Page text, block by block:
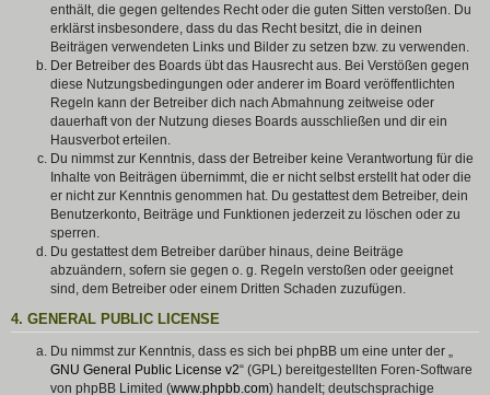
enthält, die gegen geltendes Recht oder die guten Sitten verstoßen. Du
erklärst insbesondere, dass du das Recht besitzt, die in deinen
Beiträgen verwendeten Links und Bilder zu setzen bzw. zu verwenden.
Der Betreiber des Boards übt das Hausrecht aus. Bei Verstößen gegen
diese Nutzungsbedingungen oder anderer im Board veröffentlichten
Regeln kann der Betreiber dich nach Abmahnung zeitweise oder
dauerhaft von der Nutzung dieses Boards ausschließen und dir ein
Hausverbot erteilen.
Du nimmst zur Kenntnis, dass der Betreiber keine Verantwortung für die
Inhalte von Beiträgen übernimmt, die er nicht selbst erstellt hat oder die
er nicht zur Kenntnis genommen hat. Du gestattest dem Betreiber, dein
Benutzerkonto, Beiträge und Funktionen jederzeit zu löschen oder zu
sperren.
Du gestattest dem Betreiber darüber hinaus, deine Beiträge
abzuändern, sofern sie gegen o. g. Regeln verstoßen oder geeignet
sind, dem Betreiber oder einem Dritten Schaden zuzufügen.
4. GENERAL PUBLIC LICENSE
Du nimmst zur Kenntnis, dass es sich bei phpBB um eine unter der „
GNU General Public License v2“ (GPL) bereitgestellten Foren-Software
von phpBB Limited (www.phpbb.com) handelt; deutschsprachige